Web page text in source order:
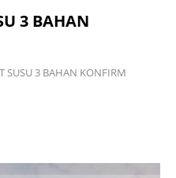
3 BAHAN
SUSU 3 BAHAN KONFIRM